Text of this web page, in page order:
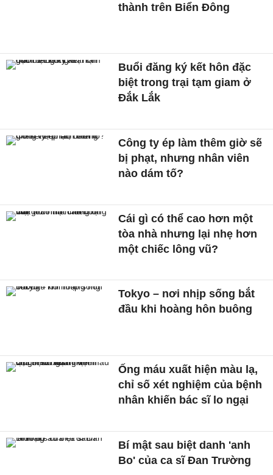
thành trên Biển Đông
Buổi đăng ký kết hôn đặc
biệt trong trại tạm giam ở
Đắk Lắk
Công ty ép làm thêm giờ sẽ
bị phạt, nhưng nhân viên
nào dám tố?
Cái gì có thể cao hơn một
tòa nhà nhưng lại nhẹ hơn
một chiếc lông vũ?
Tokyo – nơi nhịp sống bắt
đầu khi hoàng hôn buông
Ống máu xuất hiện màu lạ,
chỉ số xét nghiệm của bệnh
nhân khiến bác sĩ lo ngại
Bí mật sau biệt danh 'anh
Bo' của ca sĩ Đan Trường